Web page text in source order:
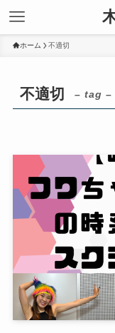
ホーム 不適切
不適切 – tag –